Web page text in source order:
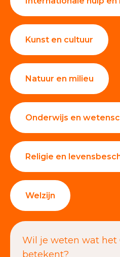
Kunst en cultuur
Natuur en milieu
Onderwijs en
Religie en
Welzijn
Wil je weten wat het
betekent?